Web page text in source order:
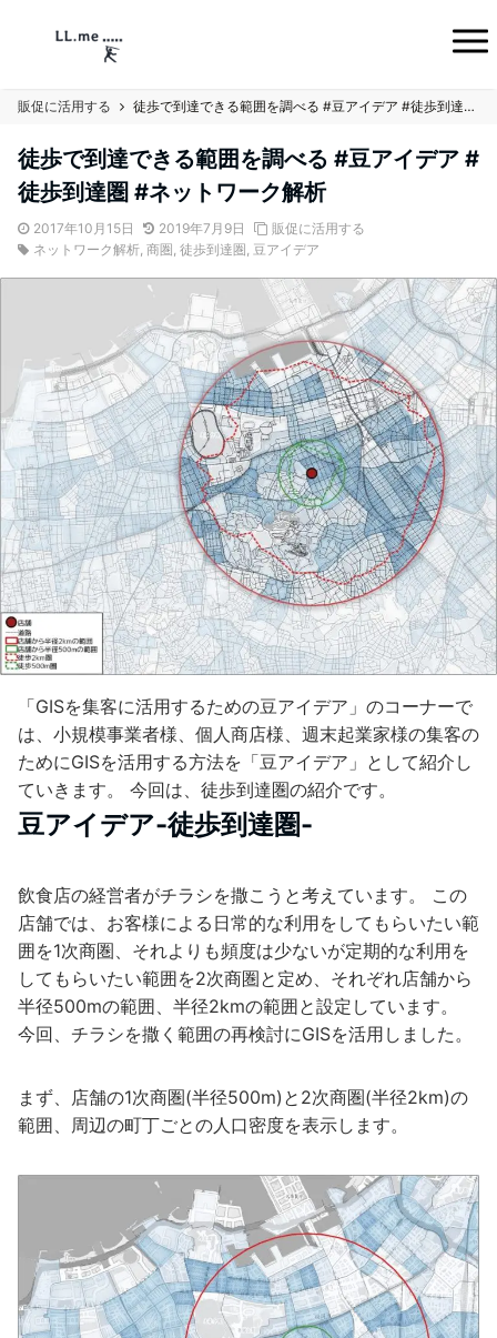
販促に活用する 徒歩で到達できる範囲を調べる #豆アイデア #徒歩到達圏 #ネットワーク解析
徒歩で到達できる範囲を調べる #豆アイデア #
徒歩到達圏 #ネットワーク解析
2017年10月15日 2019年7月9日
販促に活用する
ネットワーク解析, 商圏, 徒歩到達圏, 豆アイデア
「GISを集客に活用するための豆アイデア」のコーナーで
は、小規模事業者様、個人商店様、週末起業家様の集客の
ためにGISを活用する方法を「豆アイデア」として紹介し
ていきます。 今回は、徒歩到達圏の紹介です。
豆アイデア-徒歩到達圏-
飲食店の経営者がチラシを撒こうと考えています。 この
店舗では、お客様による日常的な利用をしてもらいたい範
囲を1次商圏、それよりも頻度は少ないが定期的な利用を
してもらいたい範囲を2次商圏と定め、それぞれ店舗から
半径500mの範囲、半径2kmの範囲と設定しています。
今回、チラシを撒く範囲の再検討にGISを活用しました。
まず、店舗の1次商圏(半径500m)と2次商圏(半径2km)の
範囲、周辺の町丁ごとの人口密度を表示します。